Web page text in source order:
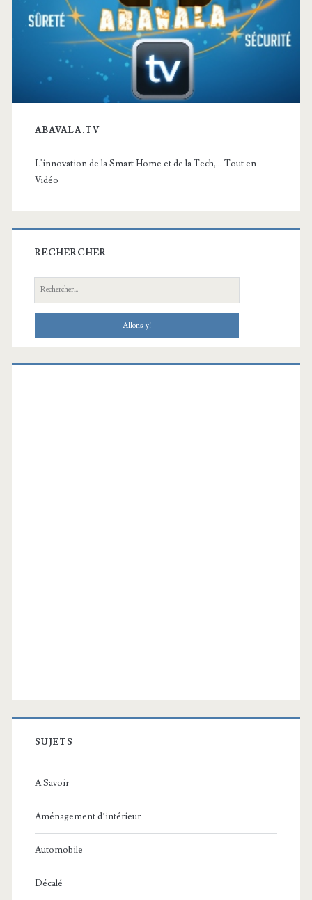
ABAVALA.TV
L'innovation de la Smart Home et de la Tech,... Tout en
Vidéo
RECHERCHER
Recherche:
SUJETS
A Savoir
Aménagement d’intérieur
Automobile
Décalé